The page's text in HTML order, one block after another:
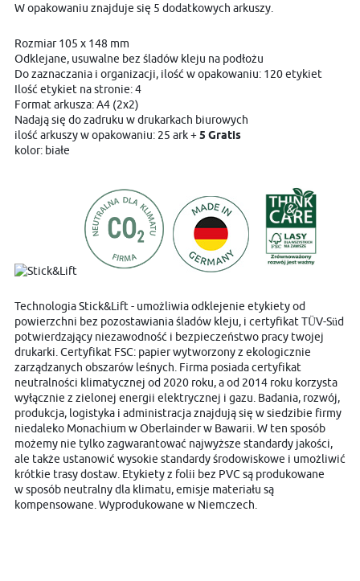
W opakowaniu znajduje się 5 dodatkowych arkuszy.
Rozmiar 105 x 148 mm
Odklejane, usuwalne bez śladów kleju na podłożu
Do zaznaczania i organizacji, ilość w opakowaniu: 120 etykiet
Ilość etykiet na stronie: 4
Format arkusza: A4 (2x2)
Nadają się do zadruku w drukarkach biurowych
ilość arkuszy w opakowaniu: 25 ark +5 Gratis
kolor: białe
Technologia Stick&Lift - umożliwia odklejenie etykiety od
powierzchni bez pozostawiania śladów kleju, i certyfikat TÜV-Süd
potwierdzający niezawodność i bezpieczeństwo pracy twojej
drukarki. Certyfikat FSC: papier wytworzony z ekologicznie
zarządzanych obszarów leśnych. Firma posiada certyfikat
neutralności klimatycznej od 2020 roku, a od 2014 roku korzysta
wyłącznie z zielonej energii elektrycznej i gazu. Badania, rozwój,
produkcja, logistyka i administracja znajdują się w siedzibie firmy
niedaleko Monachium w Oberlainder w Bawarii. W ten sposób
możemy nie tylko zagwarantować najwyższe standardy jakości,
ale także ustanowić wysokie standardy środowiskowe i umożliwić
krótkie trasy dostaw. Etykiety z folii bez PVC są produkowane
w sposób neutralny dla klimatu, emisje materiału są
kompensowane. Wyprodukowane w Niemczech.